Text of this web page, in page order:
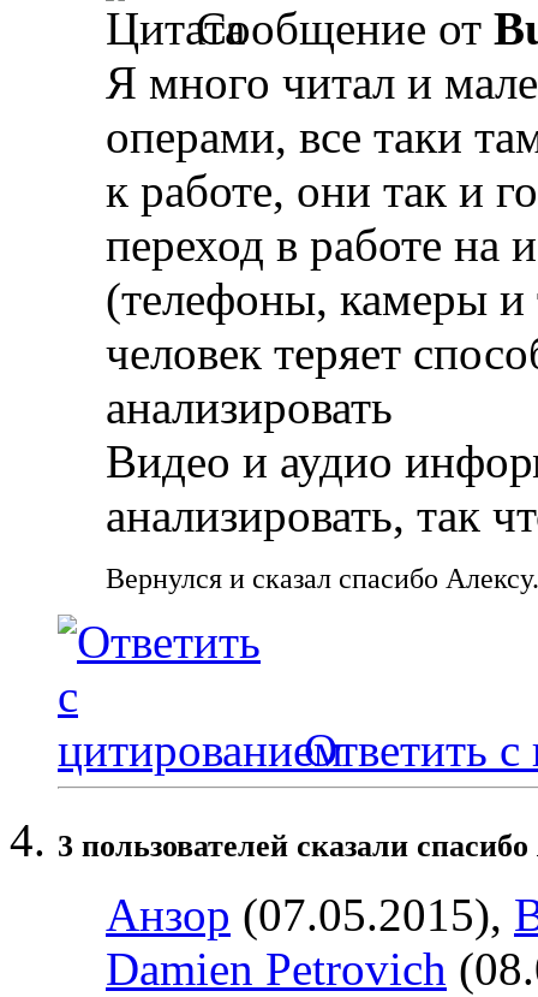
Сообщение от
Я много читал и
операми, все таки
к работе, они так и
переход в работе на
(телефоны, камеры и
человек теряет
анализировать
Видео и аудио
анализировать, так
Вернулся и сказал спасибо Алексу.
Ответить с
3 пользователей сказали
Анзор (07.05.2015),
Damien Petrovich